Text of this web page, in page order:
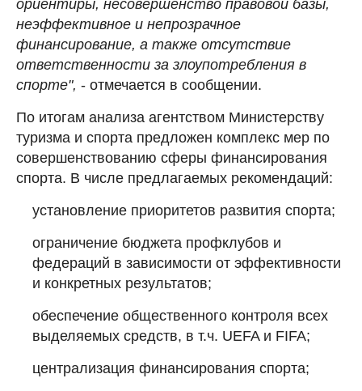
ориентиры, несовершенство правовой базы,
неэффективное и непрозрачное
финансирование, а также отсутствие
ответственности за злоупотребления в
спорте", - отмечается в сообщении.
По итогам анализа агентством Министерству
туризма и спорта предложен комплекс мер по
совершенствованию сферы финансирования
спорта. В числе предлагаемых рекомендаций:
установление приоритетов развития спорта;
ограничение бюджета профклубов и
федераций в зависимости от эффективности
и конкретных результатов;
обеспечение общественного контроля всех
выделяемых средств, в т.ч. UEFA и FIFA;
централизация финансирования спорта;